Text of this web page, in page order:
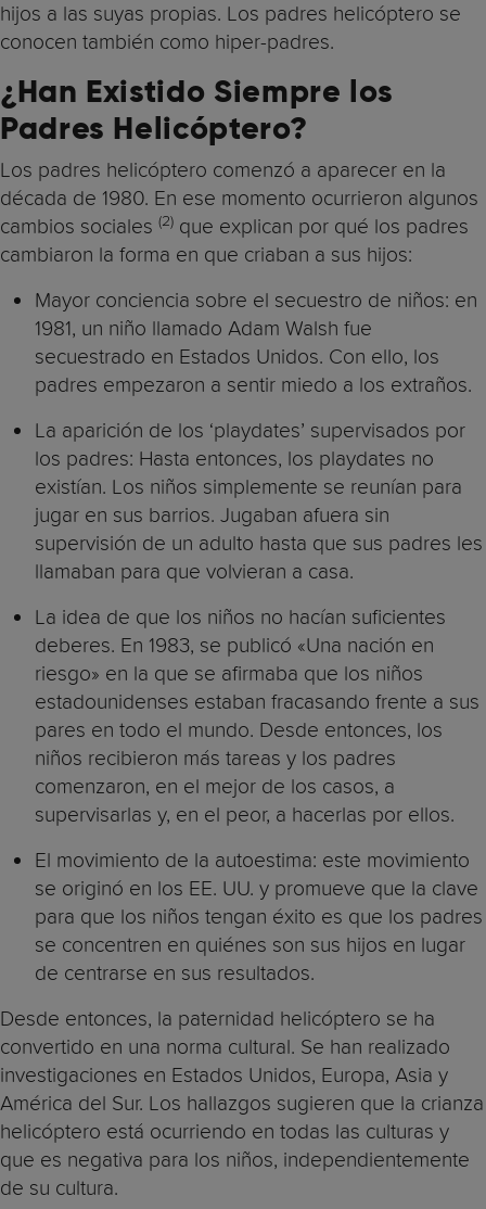
hijos a las suyas propias. Los padres helicóptero se
conocen también como hiper-padres.
¿Han Existido Siempre los
Padres Helicóptero?
Los padres helicóptero comenzó a aparecer en la
década de 1980. En ese momento ocurrieron algunos
cambios sociales (2) que explican por qué los padres
cambiaron la forma en que criaban a sus hijos:
Mayor conciencia sobre el secuestro de niños: en
1981, un niño llamado Adam Walsh fue
secuestrado en Estados Unidos. Con ello, los
padres empezaron a sentir miedo a los extraños.
La aparición de los ‘playdates’ supervisados por
los padres: Hasta entonces, los playdates no
existían. Los niños simplemente se reunían para
jugar en sus barrios. Jugaban afuera sin
supervisión de un adulto hasta que sus padres les
llamaban para que volvieran a casa.
La idea de que los niños no hacían suficientes
deberes. En 1983, se publicó «Una nación en
riesgo» en la que se afirmaba que los niños
estadounidenses estaban fracasando frente a sus
pares en todo el mundo. Desde entonces, los
niños recibieron más tareas y los padres
comenzaron, en el mejor de los casos, a
supervisarlas y, en el peor, a hacerlas por ellos.
El movimiento de la autoestima: este movimiento
se originó en los EE. UU. y promueve que la clave
para que los niños tengan éxito es que los padres
se concentren en quiénes son sus hijos en lugar
de centrarse en sus resultados.
Desde entonces, la paternidad helicóptero se ha
convertido en una norma cultural. Se han realizado
investigaciones en Estados Unidos, Europa, Asia y
América del Sur. Los hallazgos sugieren que la crianza
helicóptero está ocurriendo en todas las culturas y
que es negativa para los niños, independientemente
de su cultura.